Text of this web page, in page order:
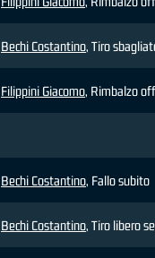
Bechi Costantino, Tiro
Filippini Giacomo, Rimbalzo
Bechi Costantino, Fallo subito
Bechi Costantino, Tiro libero